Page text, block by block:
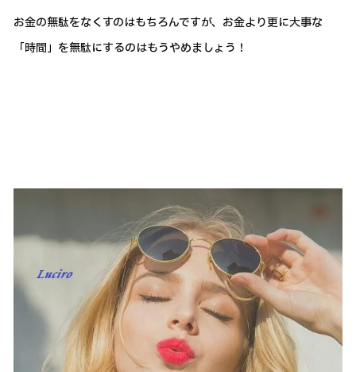
お金の無駄をなくすのはもちろんですが、お金より更に大事な
「時間」を無駄にするのはもうやめましょう！